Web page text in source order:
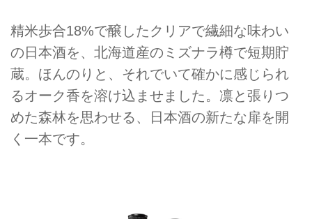
精米歩合18%で醸したクリアで繊細な味わい
の日本酒を、北海道産のミズナラ樽で短期貯
蔵。ほんのりと、それでいて確かに感じられ
るオーク香を溶け込ませました。凛と張りつ
めた森林を思わせる、日本酒の新たな扉を開
く一本です。